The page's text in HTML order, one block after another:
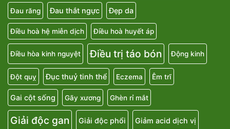
Đau răng Đau thắt ngực Đẹp da
Điều hoà hệ miễn dịch Điều hoà huyết áp
Điều hòa kinh nguyệt Điều trị táo bón Động kinh
Đột quỵ Đục thuỷ tinh thể Eczema Êm trĩ
Gai cột sống Gãy xương Ghèn rỉ mắt
Giải độc gan Giải độc phổi Giảm acid dịch vị